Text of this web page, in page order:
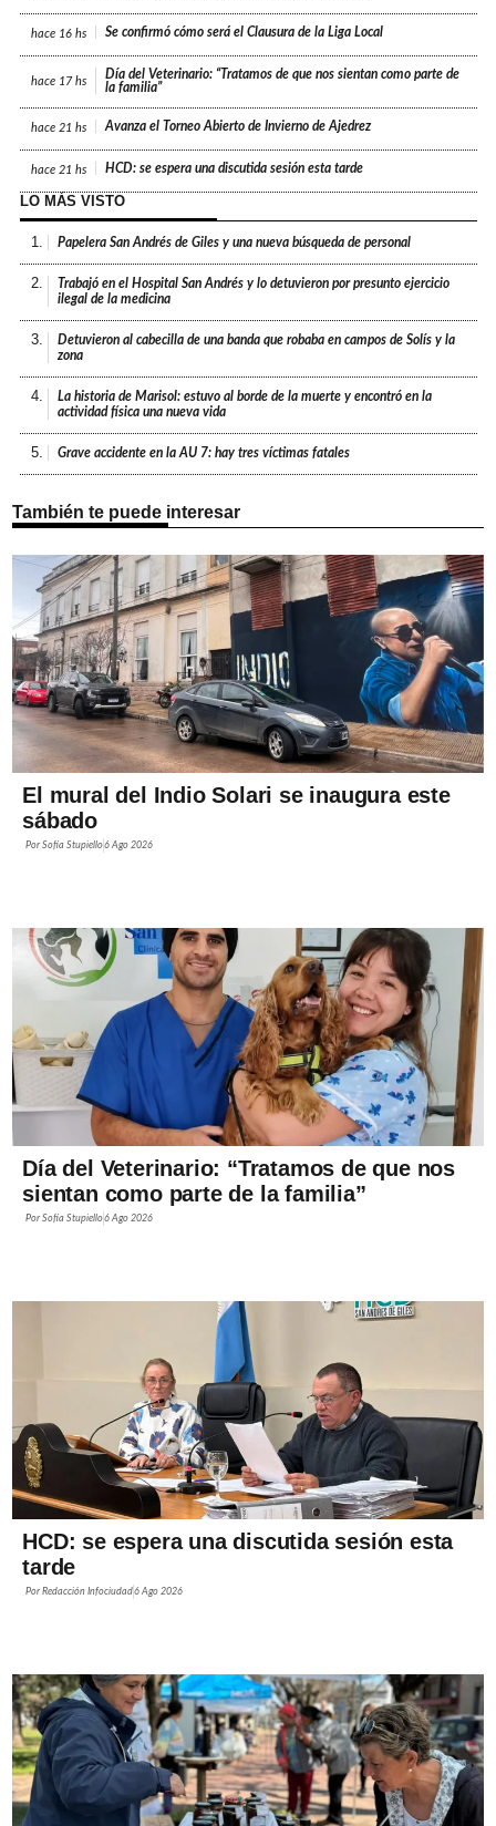
hace 16 hs Se confirmó cómo será el Clausura de la Liga Local
hace 17 hs
Día del Veterinario: “Tratamos de que nos sientan como parte de
la familia”
hace 21 hs Avanza el Torneo Abierto de Invierno de Ajedrez
hace 21 hs HCD: se espera una discutida sesión esta tarde
LO MÁS VISTO
1. Papelera San Andrés de Giles y una nueva búsqueda de personal
2.
Trabajó en el Hospital San Andrés y lo detuvieron por presunto ejercicio
ilegal de la medicina
3.
Detuvieron al cabecilla de una banda que robaba en campos de Solís y la
zona
4.
La historia de Marisol: estuvo al borde de la muerte y encontró en la
actividad física una nueva vida
5. Grave accidente en la AU 7: hay tres víctimas fatales
También te puede interesar
El mural del Indio Solari se inaugura este
sábado
PorSofía Stupiello6 Ago 2026
Día del Veterinario: “Tratamos de que nos
sientan como parte de la familia”
PorSofía Stupiello6 Ago 2026
HCD: se espera una discutida sesión esta
tarde
PorRedacción Infociudad6 Ago 2026